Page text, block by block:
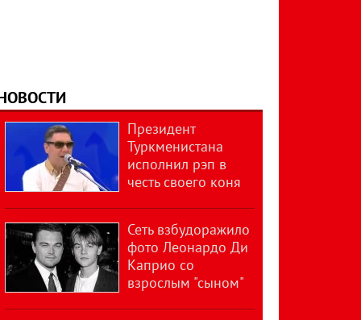
Президент
Туркменистана
исполнил рэп в
честь своего коня
Сеть взбудоражило
фото Леонардо Ди
Каприо со
взрослым "сыном"